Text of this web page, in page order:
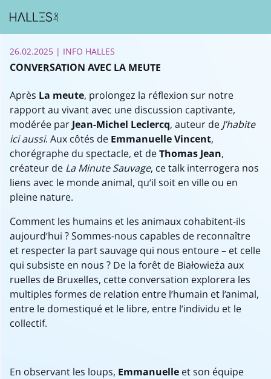
26.02.2025 | INFO HALLES
CONVERSATION AVEC LA MEUTE
Après La meute, prolongez la réflexion sur notre
rapport au vivant avec une discussion captivante,
modérée par Jean-Michel Leclercq, auteur de J’habite
ici aussi. Aux côtés de Emmanuelle Vincent,
chorégraphe du spectacle, et deThomas Jean,
créateur de La Minute Sauvage, ce talk interrogera nos
liens avec le monde animal, qu’il soit en ville ou en
pleine nature.
Comment les humains et les animaux cohabitent-ils
aujourd’hui ? Sommes-nous capables de reconnaître
et respecter la part sauvage qui nous entoure – et celle
qui subsiste en nous ? De la forêt de Białowieża aux
ruelles de Bruxelles, cette conversation explorera les
multiples formes de relation entre l’humain et l’animal,
entre le domestiqué et le libre, entre l’individu et le
collectif.
En observant les loups, Emmanuelle et son équipe